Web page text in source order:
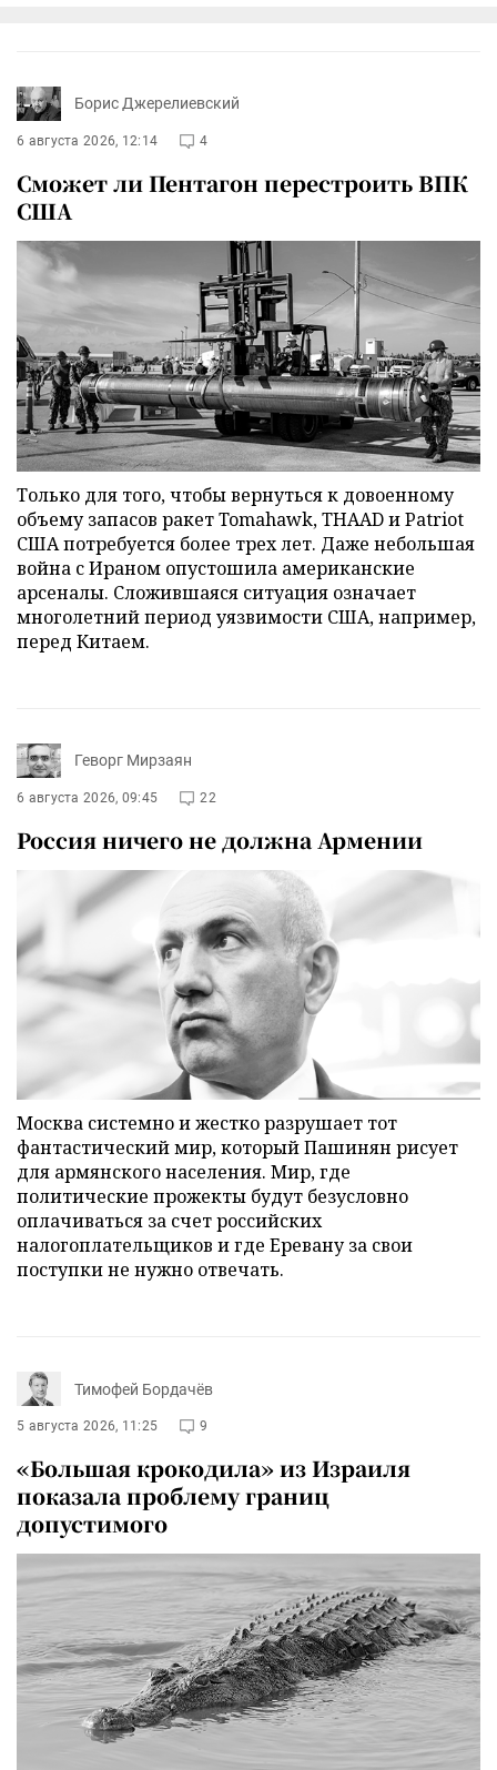
Борис Джерелиевский
6 августа 2026, 12:14 4
Сможет ли Пентагон перестроить ВПК
США
Только для того, чтобы вернуться к довоенному
объему запасов ракет Tomahawk, THAAD и Patriot
США потребуется более трех лет. Даже небольшая
война с Ираном опустошила американские
арсеналы. Сложившаяся ситуация означает
многолетний период уязвимости США, например,
перед Китаем.
Геворг Мирзаян
6 августа 2026, 09:45 22
Россия ничего не должна Армении
Москва системно и жестко разрушает тот
фантастический мир, который Пашинян рисует
для армянского населения. Мир, где
политические прожекты будут безусловно
оплачиваться за счет российских
налогоплательщиков и где Еревану за свои
поступки не нужно отвечать.
Тимофей Бордачёв
5 августа 2026, 11:25 9
«Большая крокодила» из Израиля
показала проблему границ
допустимого